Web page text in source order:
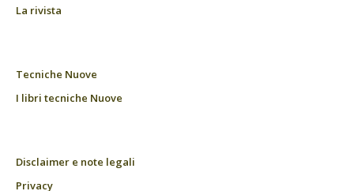
La rivista
Tecniche Nuove
I libri tecniche Nuove
Disclaimer e note legali
Privacy